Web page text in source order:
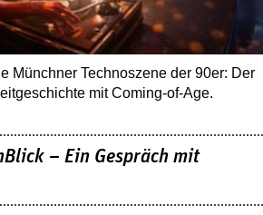
Münchner Technoszene der 90er: Der
mit Coming-of-Age.
– Ein Gespräch mit